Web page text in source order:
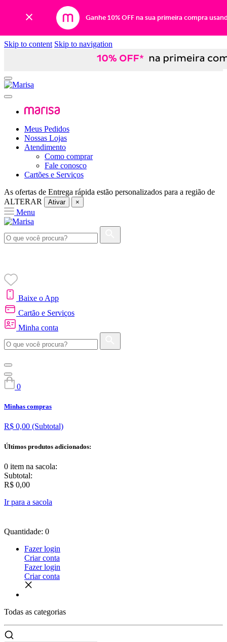
Ganhe 10% OFF na sua primeira compra
Skip to content Skip to navigation
Meus Pedidos
Nossas Lojas
Atendimento
Como comprar
Fale conosco
Cartões e Serviços
As ofertas de Entrega rápida estão personalizados para a região de
ALTERAR
Ativar ×
Menu
Baixe o App
Cartão e Serviços
Minha conta
0
Minhas compras
R$ 0,00 (Subtotal)
Últimos produtos adicionados:
0 item na sacola:
Subtotal:
R$ 0,00
Ir para a sacola
Quantidade: 0
Fazer login
Criar conta
Fazer login
Criar conta
Todas as categorias